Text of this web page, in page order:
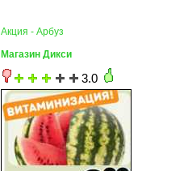
Акция - Арбуз
Магазин Дикси
3.0